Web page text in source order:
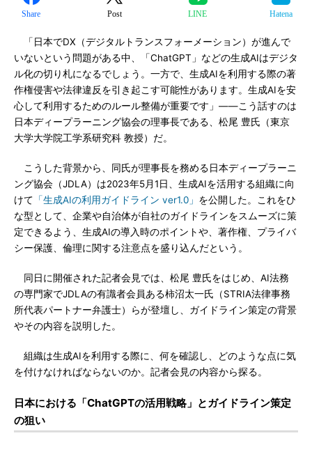
Share Post LINE Hatena
「日本でDX（デジタルトランスフォーメーション）が進んで
いないという問題がある中、「ChatGPT」などの生成AIはデジタ
ル化の切り札になるでしょう。一方で、生成AIを利用する際の著
作権侵害や法律違反を引き起こす可能性があります。生成AIを安
心して利用するためのルール整備が重要です」――こう話すのは
日本ディープラーニング協会の理事長である、松尾 豊氏（東京
大学大学院工学系研究科 教授）だ。
こうした背景から、同氏が理事長を務める日本ディープラーニ
ング協会（JDLA）は2023年5月1日、生成AIを活用する組織に向
けて 「生成AIの利用ガイドライン ver1.0」 を公開した。これをひ
な型として、企業や自治体が自社のガイドラインをスムーズに策
定できるよう、生成AIの導入時のポイントや、著作権、プライバ
シー保護、倫理に関する注意点を盛り込んだという。
同日に開催された記者会見では、松尾 豊氏をはじめ、AI法務
の専門家でJDLAの有識者会員ある柿沼太一氏（STRIA法律事務
所代表パートナー弁護士）らが登壇し、ガイドライン策定の背景
やその内容を説明した。
組織は生成AIを利用する際に、何を確認し、どのような点に気
を付けなければならないのか。記者会見の内容から探る。
日本における「ChatGPTの活用戦略」とガイドライン策定
の狙い